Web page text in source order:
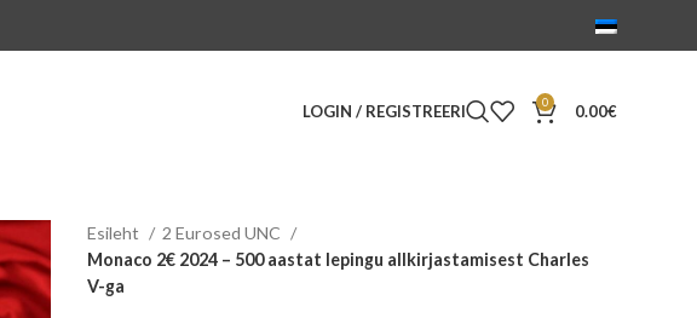
LOGIN / REGISTREERI 0 0.00€
Esileht
2 Eurosed UNC
Monaco 2€ 2024 – 500 aastat lepingu allkirjastamisest Charles
V-ga